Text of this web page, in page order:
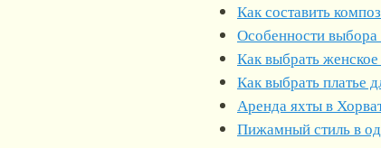
Как составить
Особенности выбора
Как выбрать женское
Как выбрать платье
Аренда яхты в
Пижамный стиль в